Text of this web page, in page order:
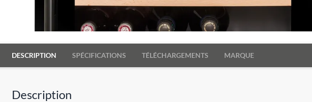
DESCRIPTION SPÉCIFICATIONS TÉLÉCHARGEMENTS MARQUE
Description